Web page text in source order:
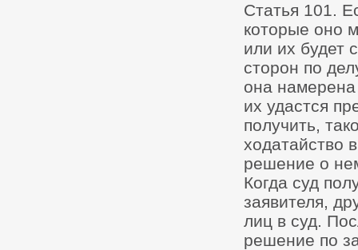
Статья 101.
которые оно
или их будет
сторон по
она намерена
их удастся
получить,
ходатайство
решение о
Когда суд
заявителя,
лиц в суд.
решение по